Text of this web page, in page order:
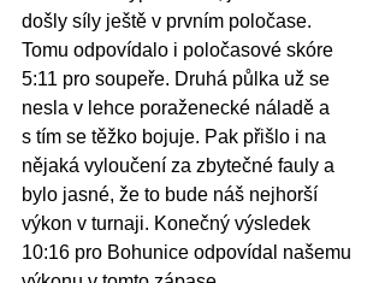
došly síly ještě v prvním poločase.
Tomu odpovídalo i poločasové skóre
5:11 pro soupeře. Druhá půlka už se
nesla v lehce poraženecké náladě a
s tím se těžko bojuje. Pak přišlo i na
nějaká vyloučení za zbytečné fauly a
bylo jasné, že to bude náš nejhorší
výkon v turnaji. Konečný výsledek
10:16 pro Bohunice odpovídal našemu